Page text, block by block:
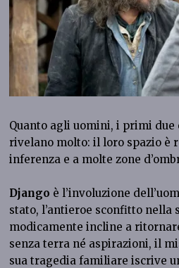
Quanto agli uomini, i primi
rivelano molto: il loro spazio è
inferenza e a molte zone
Django è l’involuzione
stato, l’antieroe sconfitto nella
modicamente incline a
senza terra né aspirazioni, il
sua tragedia familiare iscrive